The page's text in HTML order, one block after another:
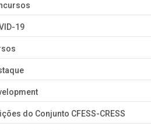
19
do Conjunto CFESS-CRESS